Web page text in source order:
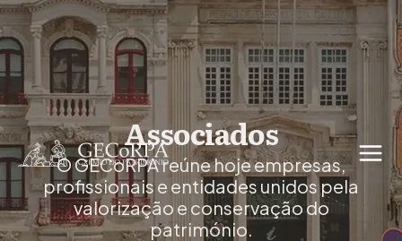
Associados
O GECoRPA reúne hoje empresas,
profissionais e entidades unidos pela
valorização e conservação do
património.